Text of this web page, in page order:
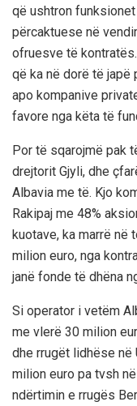
që ushtron
përcaktuese në
ofruesve të
që ka në dorë të japë
apo kompanive
favore nga këta të
Por të sqarojmë pak
drejtorit Gjyli, dhe
Albavia me të. Kjo
Rakipaj me 48%
kuotave, ka marrë në
milion euro, nga
janë fonde të dhëna
Si operator i vetëm
me vlerë 30 milion
dhe rrugët lidhëse
milion euro pa tvsh
ndërtimin e rrugës